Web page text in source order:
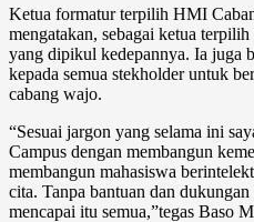
Ketua formatur terpilih HMI
mengatakan, sebagai ketua
yang dipikul kedepannya. Ia juga
kepada semua stekholder untuk
cabang wajo.
“Sesuai jargon yang selama ini
Campus dengan membangun
membangun mahasiswa
cita. Tanpa bantuan dan
mencapai itu semua,”tegas Baso